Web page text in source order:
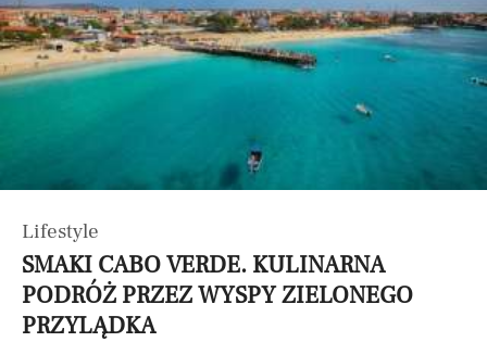
Lifestyle
SMAKI CABO VERDE. KULINARNA
PODRÓŻ PRZEZ WYSPY ZIELONEGO
PRZYLĄDKA